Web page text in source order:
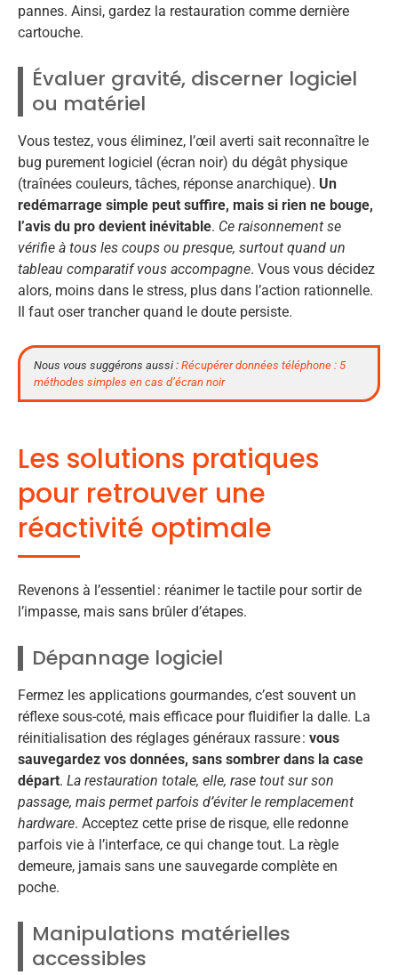
pannes. Ainsi, gardez la restauration comme dernière
cartouche.
Évaluer gravité, discerner logiciel
ou matériel
Vous testez, vous éliminez, l’œil averti sait reconnaître le
bug purement logiciel (écran noir) du dégât physique
(traînées couleurs, tâches, réponse anarchique). Un
redémarrage simple peut suffire, mais si rien ne bouge,
l’avis du pro devient inévitable. Ce raisonnement se
vérifie à tous les coups ou presque, surtout quand un
tableau comparatif vous accompagne. Vous vous décidez
alors, moins dans le stress, plus dans l’action rationnelle.
Il faut oser trancher quand le doute persiste.
Nous vous suggérons aussi : Récupérer données téléphone : 5
méthodes simples en cas d’écran noir
Les solutions pratiques
pour retrouver une
réactivité optimale
Revenons à l’essentiel : réanimer le tactile pour sortir de
l’impasse, mais sans brûler d’étapes.
Dépannage logiciel
Fermez les applications gourmandes, c’est souvent un
réflexe sous-coté, mais efficace pour fluidifier la dalle. La
réinitialisation des réglages généraux rassure : vous
sauvegardez vos données, sans sombrer dans la case
départ. La restauration totale, elle, rase tout sur son
passage, mais permet parfois d’éviter le remplacement
hardware. Acceptez cette prise de risque, elle redonne
parfois vie à l’interface, ce qui change tout. La règle
demeure, jamais sans une sauvegarde complète en
poche.
Manipulations matérielles
accessibles